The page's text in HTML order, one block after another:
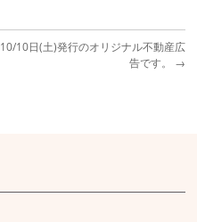
10/10日(土)発行のオリジナル不動産広
告です。 →